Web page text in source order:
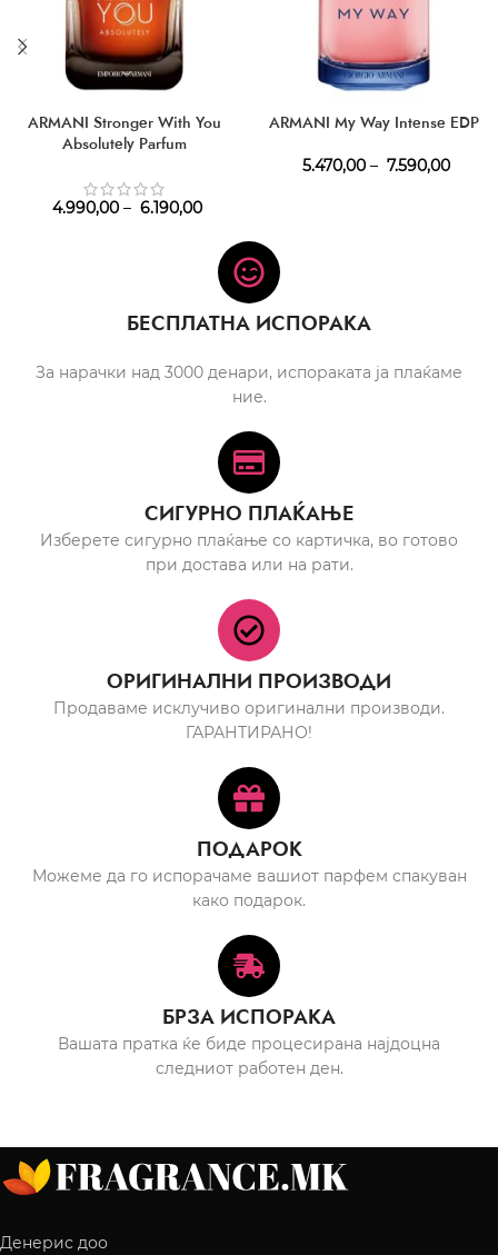
ARMANI Stronger With You
Absolutely Parfum
4.990,00 – 6.190,00
ARMANI My Way Intense EDP
5.470,00 – 7.590,00
БЕСПЛАТНА ИСПОРАКА
За нарачки над 3000 денари, испораката ја плаќаме
ние.
СИГУРНО ПЛАЌАЊЕ
Изберете сигурно плаќање со картичка, во готово
при достава или на рати.
ОРИГИНАЛНИ ПРОИЗВОДИ
Продаваме исклучиво оригинални производи.
ГАРАНТИРАНО!
ПОДАРОК
Можеме да го испорачаме вашиот парфем спакуван
како подарок.
БРЗА ИСПОРАКА
Вашата пратка ќе биде процесирана најдоцна
следниот работен ден.
Денерис доо